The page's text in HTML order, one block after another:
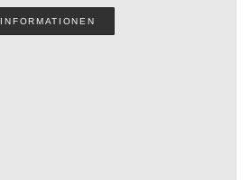
INFORMATIONEN